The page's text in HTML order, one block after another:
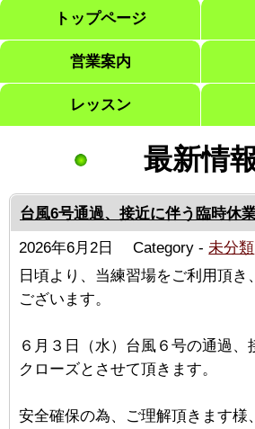
トップページ
営業案内
レッスン
最新情
台風6号通過、接近に伴う臨時休
2026年6月2日
Category -未分類
日頃より、当練習場をご利用頂き
ございます。
６月３日（水）台風６号の通過、
クローズとさせて頂きます。
安全確保の為、ご理解頂きます様